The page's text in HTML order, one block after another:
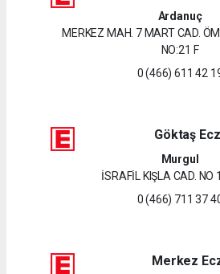
Ardanuç
MERKEZ MAH. 7 MART CAD.
NO:21 F
0 (466) 611 42
Göktaş
Murgul
İSRAFİL KIŞLA CAD. NO
0 (466) 711 37
Merkez